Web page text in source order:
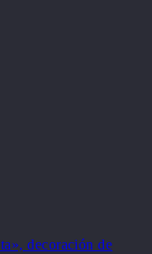
decoración de